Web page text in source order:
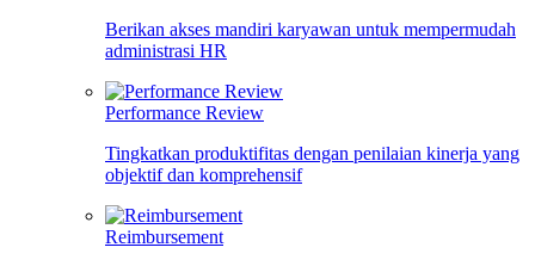
Berikan akses mandiri karyawan untuk mempermudah
administrasi HR
Performance Review
Tingkatkan produktifitas dengan penilaian kinerja yang
objektif dan komprehensif
Reimbursement